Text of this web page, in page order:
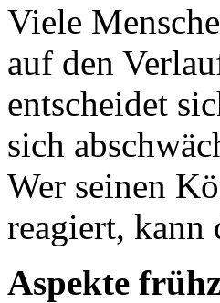
Viele
auf den
entscheidet
sich
Wer seinen
reagiert, kann
Aspekte